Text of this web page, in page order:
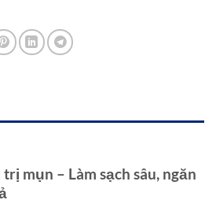
mụn – Làm sạch sâu, ngăn